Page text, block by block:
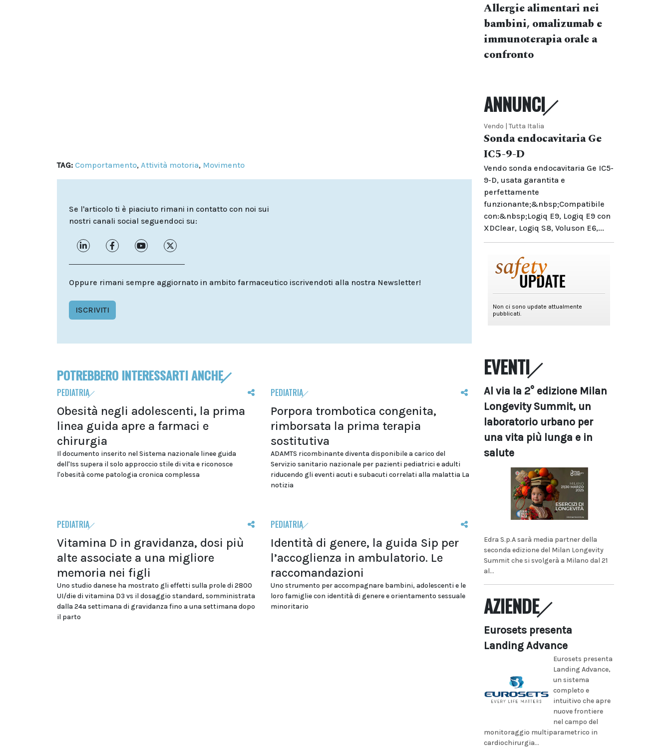
TAG: Comportamento, Attività motoria, Movimento
Se l'articolo ti è piaciuto rimani in contatto con noi sui
nostri canali social seguendoci su:
Oppure rimani sempre aggiornato in ambito farmaceutico iscrivendoti alla nostra Newsletter!
ISCRIVITI
POTREBBERO INTERESSARTI ANCHE
PEDIATRIA
Obesità negli adolescenti, la prima
linea guida apre a farmaci e
chirurgia
Il documento inserito nel Sistema nazionale linee guida
dell'Iss supera il solo approccio stile di vita e riconosce
l'obesità come patologia cronica complessa
PEDIATRIA
Porpora trombotica congenita,
rimborsata la prima terapia
sostitutiva
ADAMTS ricombinante diventa disponibile a carico del
Servizio sanitario nazionale per pazienti pediatrici e adulti
riducendo gli eventi acuti e subacuti correlati alla malattia La
notizia
PEDIATRIA
Vitamina D in gravidanza, dosi più
alte associate a una migliore
memoria nei figli
Uno studio danese ha mostrato gli effetti sulla prole di 2800
UI/die di vitamina D3 vs il dosaggio standard, somministrata
dalla 24a settimana di gravidanza fino a una settimana dopo
il parto
PEDIATRIA
Identità di genere, la guida Sip per
l’accoglienza in ambulatorio. Le
raccomandazioni
Uno strumento per accompagnare bambini, adolescenti e le
loro famiglie con identità di genere e orientamento sessuale
minoritario
Allergie alimentari nei
bambini, omalizumab e
immunoterapia orale a
confronto
ANNUNCI
Vendo | Tutta Italia
Sonda endocavitaria Ge
IC5-9-D
Vendo sonda endocavitaria Ge IC5-
9-D, usata garantita e
perfettamente
funzionante;&nbsp;Compatibile
con:&nbsp;Logiq E9, Logiq E9 con
XDClear, Logiq S8, Voluson E6,...
EVENTI
Al via la 2° edizione Milan
Longevity Summit, un
laboratorio urbano per
una vita più lunga e in
salute
Edra S.p.A sarà media partner della
seconda edizione del Milan Longevity
Summit che si svolgerà a Milano dal 21
al...
AZIENDE
Eurosets presenta
Landing Advance
Eurosets presenta
Landing Advance,
un sistema
completo e
intuitivo che apre
nuove frontiere
nel campo del
monitoraggio multiparametrico in
cardiochirurgia...